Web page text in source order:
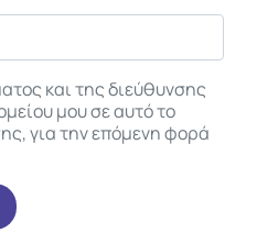
και της διεύθυνσης
μου σε αυτό το
για την επόμενη φορά